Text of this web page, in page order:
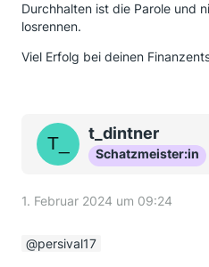
Durchhalten ist die Parole und
losrennen.
Viel Erfolg bei deinen
t_dintner
Schatzmeister:in
1. Februar 2024 um 09:24
persival17